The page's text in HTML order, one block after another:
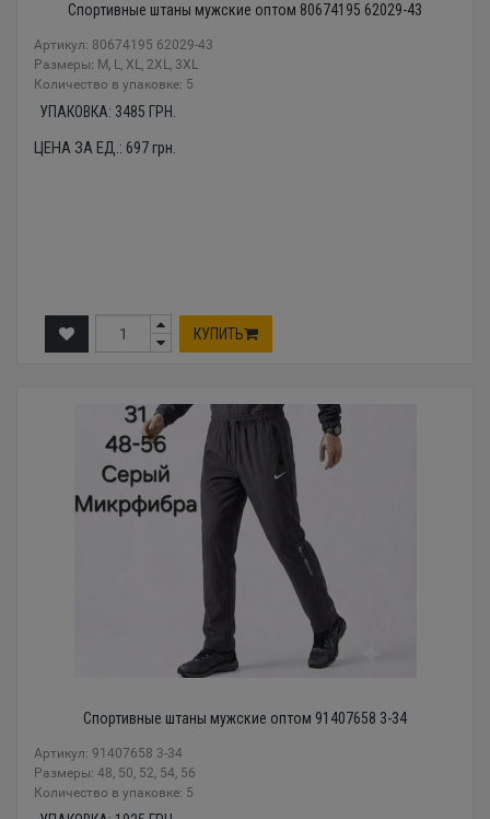
Спортивные штаны мужские оптом 80674195 62029-43
Артикул: 80674195 62029-43
Размеры: M, L, XL, 2XL, 3XL
Количество в упаковке: 5
УПАКОВКА: 3485 ГРН.
ЦЕНА ЗА ЕД.: 697грн.
КУПИТЬ
Спортивные штаны мужские оптом 91407658 3-34
Артикул: 91407658 3-34
Размеры: 48, 50, 52, 54, 56
Количество в упаковке: 5